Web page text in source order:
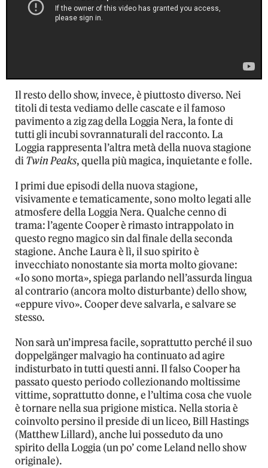
Il resto dello show, invece, è piuttosto diverso. Nei
titoli di testa vediamo delle cascate e il famoso
pavimento a zig zag della Loggia Nera, la fonte di
tutti gli incubi sovrannaturali del racconto. La
Loggia rappresenta l’altra metà della nuova stagione
diTwin Peaks, quella più magica, inquietante e folle.
I primi due episodi della nuova stagione,
visivamente e tematicamente, sono molto legati alle
atmosfere della Loggia Nera. Qualche cenno di
trama: l’agente Cooper è rimasto intrappolato in
questo regno magico sin dal finale della seconda
stagione. Anche Laura è lì, il suo spirito è
invecchiato nonostante sia morta molto giovane:
«Io sono morta», spiega parlando nell’assurda lingua
al contrario (ancora molto disturbante) dello show,
«eppure vivo». Cooper deve salvarla, e salvare se
stesso.
Non sarà un’impresa facile, soprattutto perché il suo
doppelgänger malvagio ha continuato ad agire
indisturbato in tutti questi anni. Il falso Cooper ha
passato questo periodo collezionando moltissime
vittime, soprattutto donne, e l’ultima cosa che vuole
è tornare nella sua prigione mistica. Nella storia è
coinvolto persino il preside di un liceo, Bill Hastings
(Matthew Lillard), anche lui posseduto da uno
spirito della Loggia (un po’ come Leland nello show
originale).